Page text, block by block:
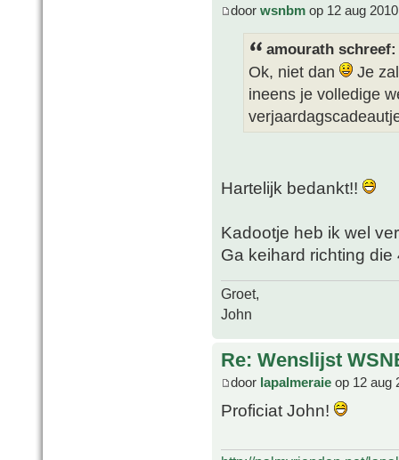
door wsnbm op 12 aug
amourath schreef:
Ok, niet dan
Je
ineens je volledige
Hartelijk bedankt!!
Kadootje heb ik wel
Ga keihard richting die
Groet,
John
Re: Wenslijst
door lapalmeraie op 12 aug
Proficiat John!